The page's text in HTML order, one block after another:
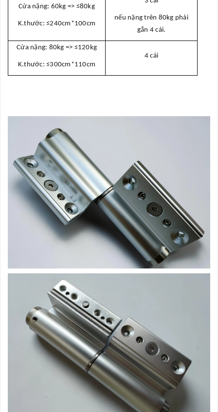
Cửa nặng: 60kg => ≤80kg
K.thước: ≤240cm*100cm
nếu nặng trên 80kg phải
gắn 4 cái.
Cửa nặng: 80kg => ≤120kg
K.thước:≤300cm*110cm
4 cái